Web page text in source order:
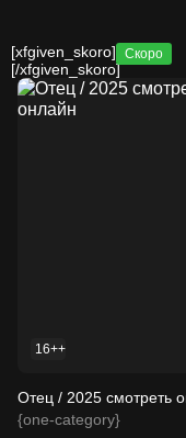
[xfgiven_skoro] Скоро
[/xfgiven_skoro]
16++
{one-category}